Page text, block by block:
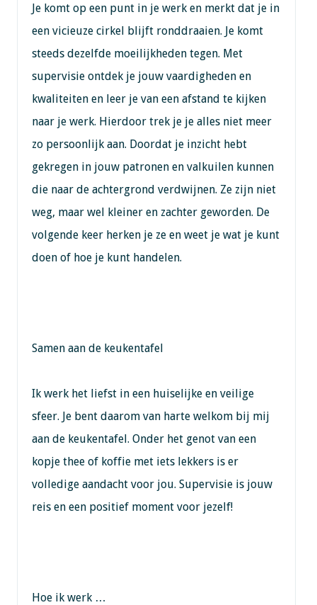
Je komt op een punt in je werk en merkt dat je in
een vicieuze cirkel blijft ronddraaien. Je komt
steeds dezelfde moeilijkheden tegen. Met
supervisie ontdek je jouw vaardigheden en
kwaliteiten en leer je van een afstand te kijken
naar je werk. Hierdoor trek je je alles niet meer
zo persoonlijk aan. Doordat je inzicht hebt
gekregen in jouw patronen en valkuilen kunnen
die naar de achtergrond verdwijnen. Ze zijn niet
weg, maar wel kleiner en zachter geworden. De
volgende keer herken je ze en weet je wat je kunt
doen of hoe je kunt handelen.
Samen aan de keukentafel
Ik werk het liefst in een huiselijke en veilige
sfeer. Je bent daarom van harte welkom bij mij
aan de keukentafel. Onder het genot van een
kopje thee of koffie met iets lekkers is er
volledige aandacht voor jou. Supervisie is jouw
reis en een positief moment voor jezelf!
Hoe ik werk …